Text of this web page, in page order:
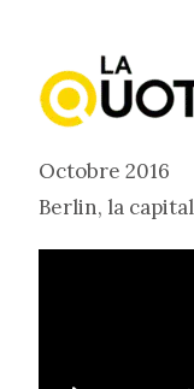
Octobre 2016
Berlin, la